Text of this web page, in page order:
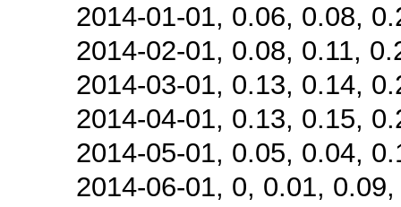
2014-01-01, 0.06, 0.08,
2014-02-01, 0.08, 0.11,
2014-03-01, 0.13, 0.14,
2014-04-01, 0.13, 0.15,
2014-05-01, 0.05, 0.04,
2014-06-01, 0, 0.01,